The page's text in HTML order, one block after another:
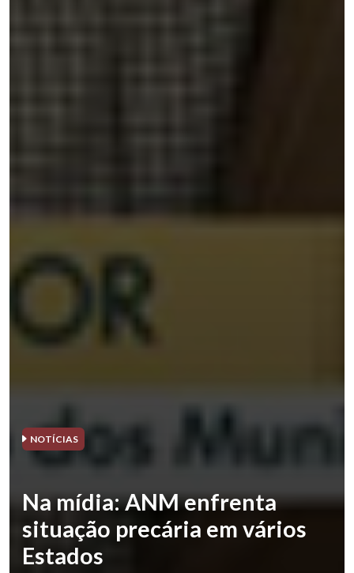
NOTÍCIAS
Na mídia: ANM enfrenta
situação precária em vários
Estados